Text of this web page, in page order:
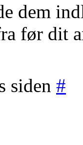
dem
før dit
siden #